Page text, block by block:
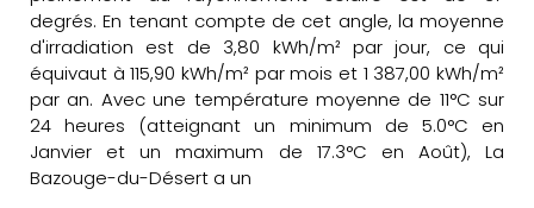
degrés. En tenant compte de cet angle, la moyenne
d'irradiation est de 3,80 kWh/m² par jour, ce qui
équivaut à 115,90 kWh/m² par mois et 1 387,00 kWh/m²
par an. Avec une température moyenne de 11°C sur
24 heures (atteignant un minimum de 5.0°C en
Janvier et un maximum de 17.3°C en Août), La
Bazouge-du-Désert a un